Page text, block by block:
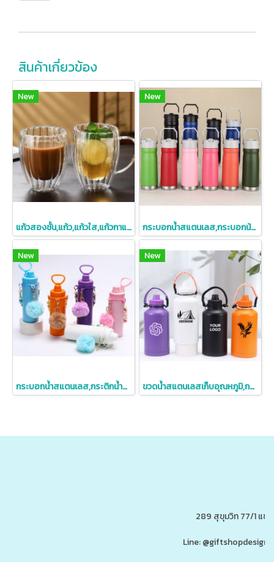
สินค้าเกี่ยวข้อง
New
แก้วสองชั้น,แก้ว,แก้วใส,แก้วกาแฟ,แก้วกาแฟสองชั้น250ml,350ml,450ml
New
กระบอกน้ำสแตนเลส,กระบอกน้าสแตนเลสหูหิ้ว,650oz
New
กระบอกน้ำสแตนเลส,กระติกน้ำสแตนเลส,กระบอกน้ำสแตนเลสเก็บอุณหภูมิ,304,550ml
New
ขวดน้ำสแตนเลสเก็บอุณหภูมิ,กระติกน้ำสแตนเลส,64oz
289 สุขุมวิท 77/1 แข
Line: